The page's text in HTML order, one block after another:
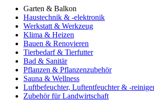
Garten & Balkon
Haustechnik & -elektronik
Werkstatt & Werkzeug
Klima & Heizen
Bauen & Renovieren
Tierbedarf & Tierfutter
Bad & Sanitär
Pflanzen & Pflanzenzubehör
Sauna & Wellness
Luftbefeuchter, Luftentfeuchter & -
Zubehör für Landwirtschaft